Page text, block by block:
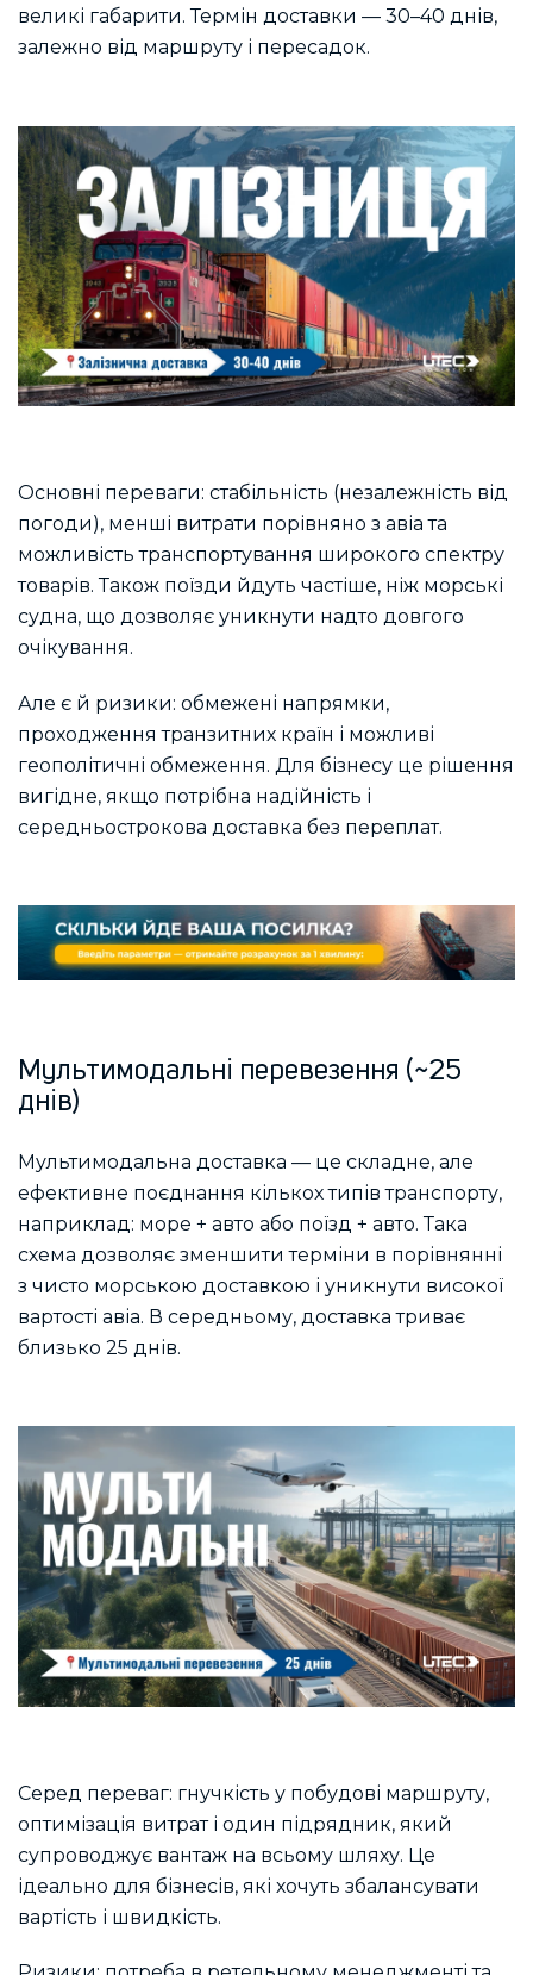
великі габарити. Термін доставки — 30–40 днів,
залежно від маршруту і пересадок.
Основні переваги: стабільність (незалежність від
погоди), менші витрати порівняно з авіа та
можливість транспортування широкого спектру
товарів. Також поїзди йдуть частіше, ніж морські
судна, що дозволяє уникнути надто довгого
очікування.
Але є й ризики: обмежені напрямки,
проходження транзитних країн і можливі
геополітичні обмеження. Для бізнесу це рішення
вигідне, якщо потрібна надійність і
середньострокова доставка без переплат.
Мультимодальні перевезення (~25
днів)
Мультимодальна доставка — це складне, але
ефективне поєднання кількох типів транспорту,
наприклад: море + авто або поїзд + авто. Така
схема дозволяє зменшити терміни в порівнянні
з чисто морською доставкою і уникнути високої
вартості авіа. В середньому, доставка триває
близько 25 днів.
Серед переваг: гнучкість у побудові маршруту,
оптимізація витрат і один підрядник, який
супроводжує вантаж на всьому шляху. Це
ідеально для бізнесів, які хочуть збалансувати
вартість і швидкість.